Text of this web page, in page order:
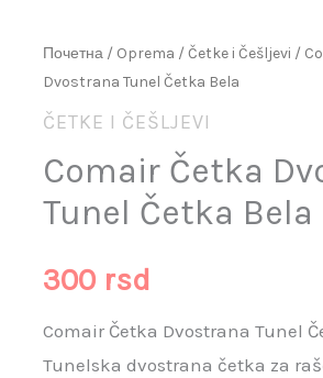
Почетна / Oprema /Četke i Češljevi /
Dvostrana Tunel Četka Bela
ČETKE I ČEŠLJEVI
Comair Četka
Tunel Četka Bela
300 rsd
Comair Četka Dvostrana Tunel
Tunelska dvostrana četka za